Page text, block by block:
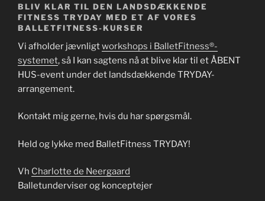
BLIV KLAR TIL DEN LANDSDÆKKENDE
FITNESS TRYDAY MED ET AF VORES
BALLETFITNESS-KURSER
Vi afholder jævnligtworkshops i BalletFitness®-
systemet, så I kan sagtens nå at blive klar til et ÅBENT
HUS-event under det landsdækkende TRYDAY-
arrangement.
Kontakt mig gerne, hvis du har spørgsmål.
Held og lykke med BalletFitness TRYDAY!
Vh Charlotte de Neergaard
Balletunderviser og konceptejer